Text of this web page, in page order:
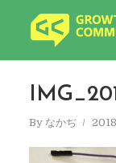
By なかぢ